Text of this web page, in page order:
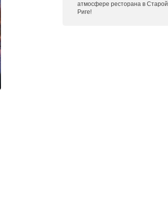
атмосфере ресторана в Старой
Риге!